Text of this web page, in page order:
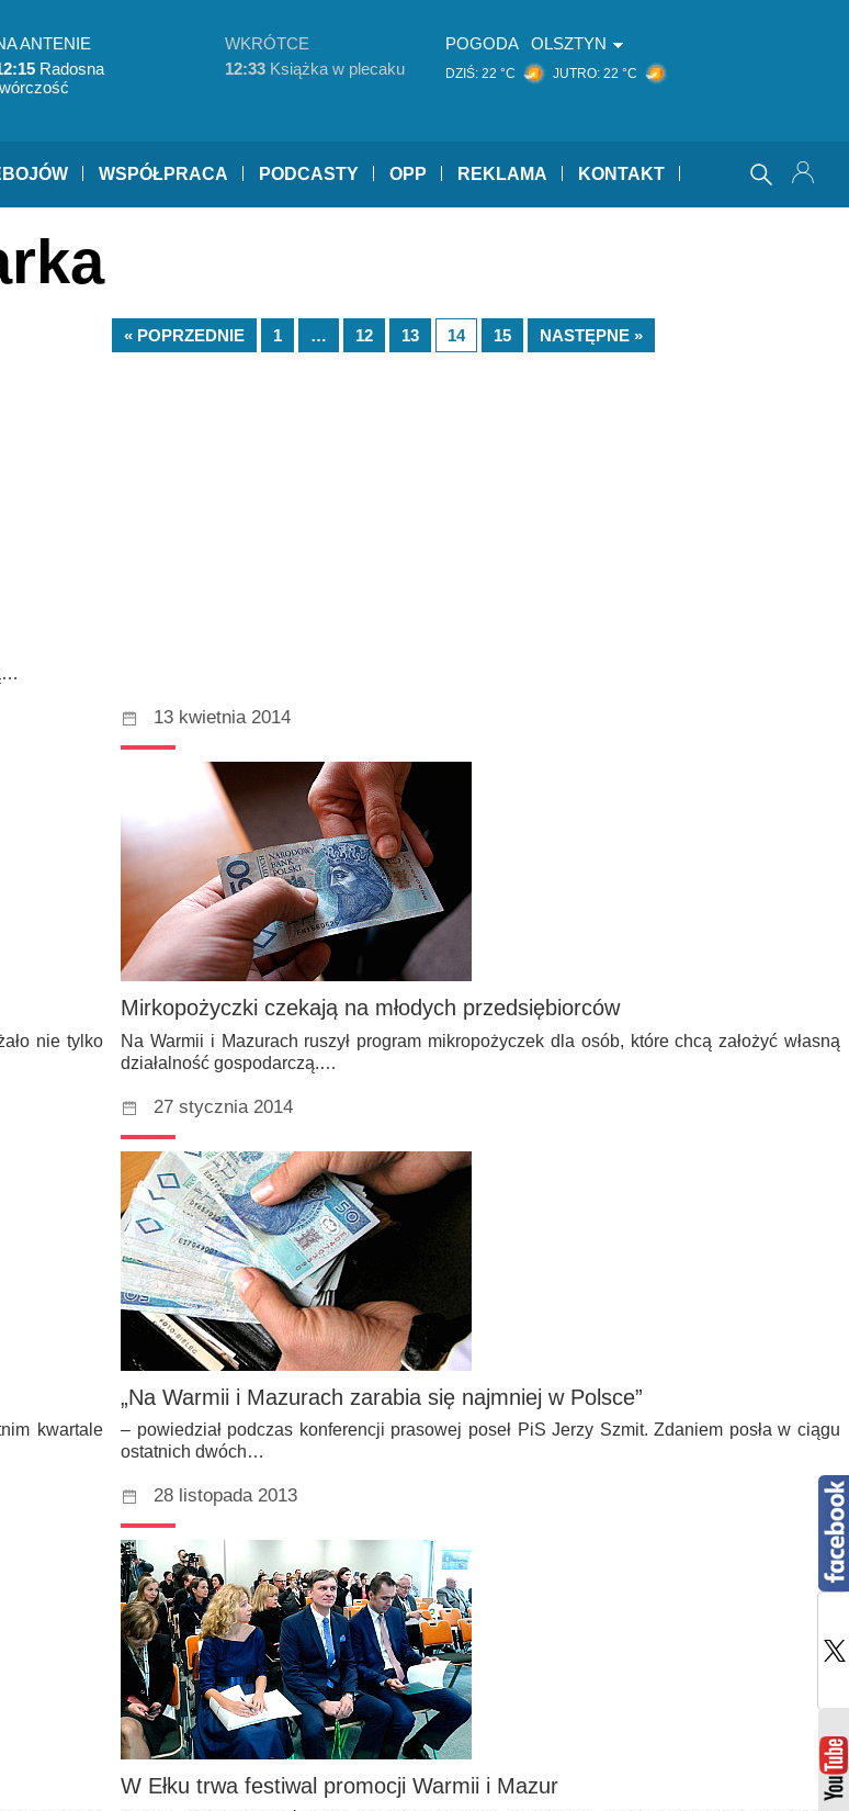
ANTENIE
Radosna
WKRÓTCE
12:33 Książka w plecaku
POGODA OLSZTYN
DZIŚ: 22 °C JUTRO: 22 °C
WSPÓŁPRACA PODCASTY OPP REKLAMA KONTAKT
nie tylko
13 kwietnia 2014
Mirkopożyczki czekają na młodych przedsiębiorców
Na Warmii i Mazurach ruszył program mikropożyczek dla osób, które chcą założyć własną
działalność gospodarczą.…
kwartale
27 stycznia 2014
„Na Warmii i Mazurach zarabia się najmniej w Polsce”
– powiedział podczas konferencji prasowej poseł PiS Jerzy Szmit. Zdaniem posła w ciągu
ostatnich dwóch…
28 listopada 2013
W Ełku trwa festiwal promocji Warmii i Mazur
« POPRZEDNIE 1 … 12 13 14 15 NASTĘPNE »